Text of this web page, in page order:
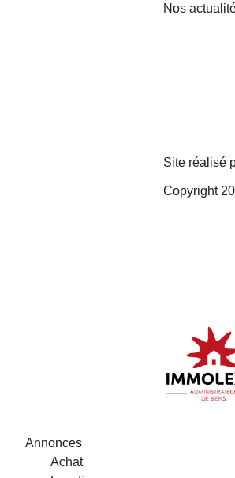
Nos
Site réalisé
Copyright
Annonces
Achat